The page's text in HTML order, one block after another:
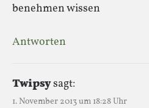
benehmen wissen
Antworten
Twipsysagt:
1. November 2013 um 18:28 Uhr